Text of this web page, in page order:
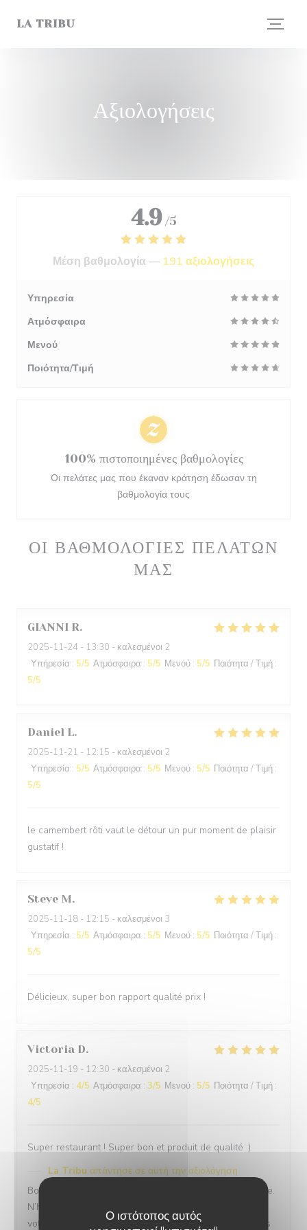
Ο ιστότοπος αυτός
LA TRIBU
Αξιολογήσεις
ΟΙ ΒΑΘΜΟΛΟΓΊΕΣ ΠΕΛΑΤΏΝ
ΜΑΣ
GIANNI R
2025-11-24 - 13:30 - καλεσμένοι 2
Υπηρεσία : 5/5 Ατμόσφαιρα : 5/5 Μενού : 5/5 Ποιότητα / Τιμή :
5/5
Daniel L
2025-11-21 - 12:15 - καλεσμένοι 2
Υπηρεσία : 5/5 Ατμόσφαιρα : 5/5 Μενού : 5/5 Ποιότητα / Τιμή :
5/5
le camembert rôti vaut le détour un pur moment de plaisir
gustatif !
Steve M
2025-11-18 - 12:15 - καλεσμένοι 3
Υπηρεσία : 5/5 Ατμόσφαιρα : 5/5 Μενού : 5/5 Ποιότητα / Τιμή :
5/5
Délicieux, super bon rapport qualité prix !
Victoria D
2025-11-19 - 12:30 - καλεσμένοι 2
Υπηρεσία : 4/5 Ατμόσφαιρα : 3/5 Μενού : 5/5 Ποιότητα / Τιμή :
4/5
Super restaurant ! Super bon et produit de qualité :)
La Tribu απάντησε σε αυτή την αξιολόγηση
Bonjours Mme Trogoff, désolé pour la gêne occasionnée.
N’hésitez pas la prochaine fois à nous demander sur
votre réservation d’être placée en véranda.c’est toujours
4.9 /5
Μέση βαθμολογία — 191 αξιολογήσεις
Υπηρεσία
Ατμόσφαιρα
Μενού
Ποιότητα/Τιμή
100% πιστοποιημένες βαθμολογίες
Οι πελάτες μας που έκαναν κράτηση έδωσαν τη
βαθμολογία τους